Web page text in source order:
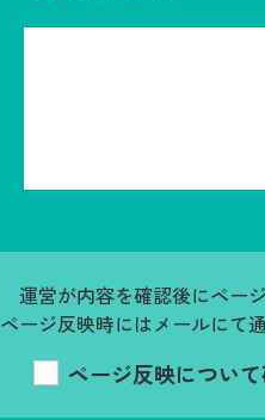
運営が内容を確認後にペー
ページ反映時にはメールにて
ページ反映について